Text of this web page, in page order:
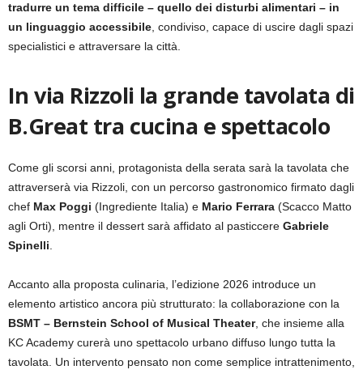
tradurre un tema difficile – quello dei disturbi alimentari – in
un linguaggio accessibile, condiviso, capace di uscire dagli spazi
specialistici e attraversare la città.
In via Rizzoli la grande tavolata di
B.Great tra cucina e spettacolo
Come gli scorsi anni, protagonista della serata sarà la tavolata che
attraverserà via Rizzoli, con un percorso gastronomico firmato dagli
chef Max Poggi (Ingrediente Italia) e Mario Ferrara (Scacco Matto
agli Orti), mentre il dessert sarà affidato al pasticcere Gabriele
Spinelli.
Accanto alla proposta culinaria, l’edizione 2026 introduce un
elemento artistico ancora più strutturato: la collaborazione con la
BSMT – Bernstein School of Musical Theater, che insieme alla
KC Academy curerà uno spettacolo urbano diffuso lungo tutta la
tavolata. Un intervento pensato non come semplice intrattenimento,